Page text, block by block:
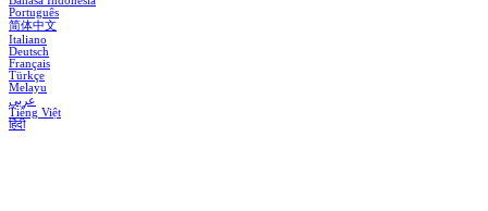
Português
简体中文
Italiano
Deutsch
Français
Türkçe
Melayu
عربي
Tiếng Việt
हिंदी